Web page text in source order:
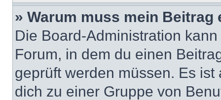
» Warum muss mein
Die Board-Administration
Forum, in dem du einen
geprüft werden müssen. Es
dich zu einer Gruppe von